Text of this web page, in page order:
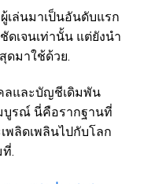
ล่นมาเป็นอันดับแรก
ดเจนเท่านั้น แต่ยังนำ
ดมาใช้ด้วย.
ลและบัญชีเดิมพัน
บูรณ์ นี่คือรากฐานที่
พลิดเพลินไปกับโลก
.